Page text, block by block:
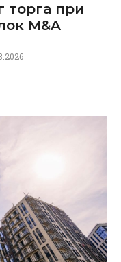
торга при
M&A